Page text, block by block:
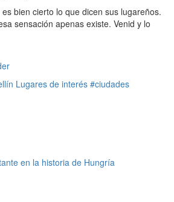
bien cierto lo que dicen sus lugareños.
sensación apenas existe. Venid y lo
Lugares de interés #ciudades
en la historia de Hungría